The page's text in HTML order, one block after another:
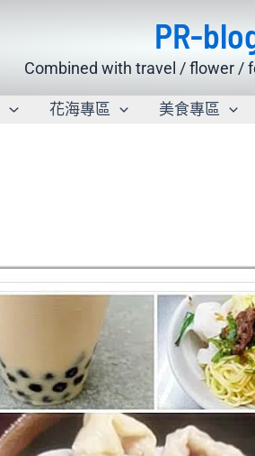
PR-
Combined with travel / flower /
花海專區 美食專區